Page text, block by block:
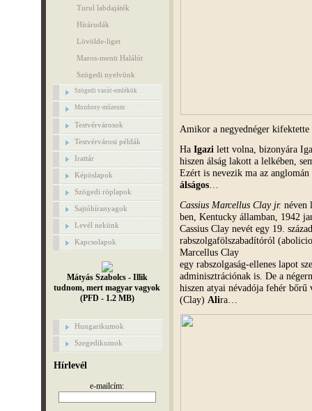
Turul labdajáték
Hírárudák
Lövölde-liget
Maros-menti Halálút
Szögedi nyelvünk
Szögedi vasút-emlékök
Mozdony-múzeum
Testvérvárosok
Testvérvárosi példák
Irattár
Képöslapok
Szögedi röplapok
Sajtóhíranyagok
Levél nekünk
Kapcsolapok
Mátyás Szabolcs - Illik
tudnom, mert magyar vagyok
(PFD - 1.2 MB)
Hungarikumok
Szegedikumok
Hírlevél
e-mailcím:
Amikor a negyednéger
HaIgazi lett volna, bizonyára
hiszen álság lakott a lelkében,
Ezért is nevezik ma az
álságos
Cassius Marcellus Clay jr. néven
ben, Kentucky államban, 1942
Cassius Clay nevét egy 19.
rabszolgafölszabadítóról
Marcellus Clay
egy rabszolgaság-ellenes lapot
adminisztrációnak is. De a
hiszen atyai névadója fehér
(Clay) Alira…